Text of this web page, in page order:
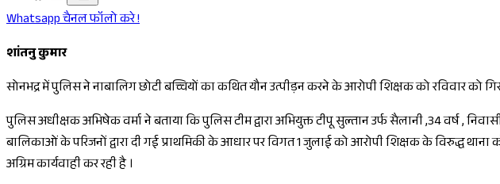
Whatsapp चैनल फॉलो करे !
शांतनु कुमार
सोनभद्र में पुलिस ने नाबालिग छोटी बच्चियों का कथित यौन उत्पीड़न करने के आरोपी शिक्षक को रविवार को
पुलिस अधीक्षक अभिषेक वर्मा ने बताया कि पुलिस टीम द्वारा अभियुक्त टीपू सुल्तान उर्फ सैलानी ,34 वर्ष ,
बालिकाओं के परिजनों द्वारा दी गई प्राथमिकी के आधार पर विगत 1 जुलाई को आरोपी शिक्षक के विरुद्ध थाना
अग्रिम कार्यवाही कर रही है ।